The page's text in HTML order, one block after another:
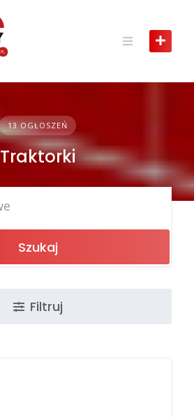
13 OGŁOSZEŃ
Traktorki
Szukaj
Filtruj